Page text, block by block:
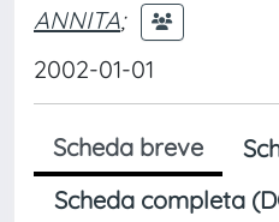
ANNITA;
2002-01-01
Scheda breve
Scheda completa